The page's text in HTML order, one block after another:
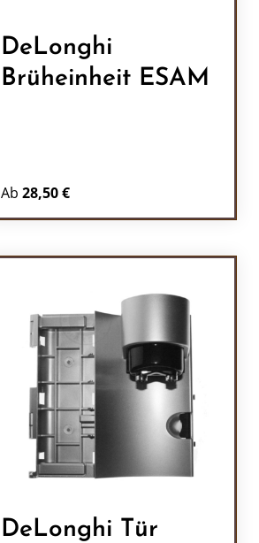
DeLonghi
Brüheinheit ESAM
Ab 28,50 €
DeLonghi Tür